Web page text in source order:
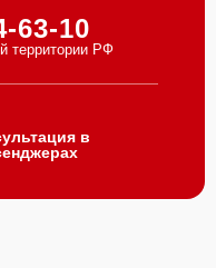
63-10
территории РФ
в